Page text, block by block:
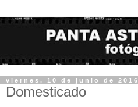
viernes, 10 de junio de 2016
Domesticado